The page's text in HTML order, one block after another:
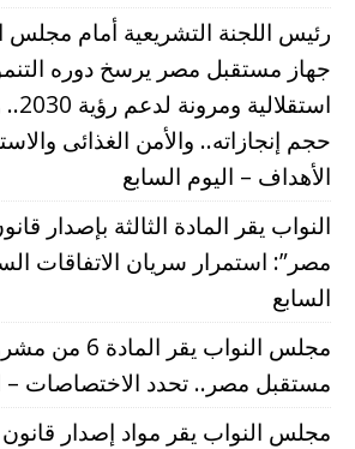
رئيس اللجنة التشريعية أمام مجلس
جهاز مستقبل مصر يرسخ دوره
حجم إنجازاته.. والأمن الغذائى
الأهداف – اليوم السابع
النواب يقر المادة الثالثة بإصدار
مصر”: استمرار سريان الاتفاقات
السابع
مجلس النواب يقر
مستقبل مصر.. تحدد الاختصاصات –
مجلس النواب يقر مواد إصدار